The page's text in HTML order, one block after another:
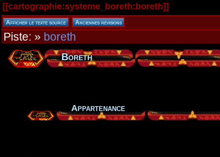
[[cartographie:systeme_boreth:boreth]]
Piste: » boreth
Boreth
Appartenance